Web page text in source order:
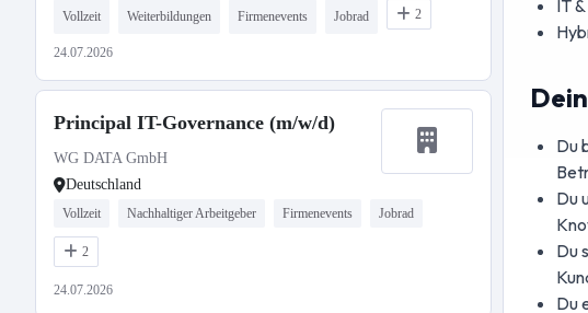
Vollzeit Weiterbildungen Firmenevents Jobrad 2
24.07.2026
Principal IT-Governance (m/w/d)
WG DATA GmbH
Deutschland
Vollzeit Nachhaltiger Arbeitgeber Firmenevents Jobrad
2
24.07.2026